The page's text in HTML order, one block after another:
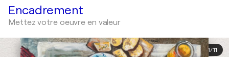
Encadrement
Mettez votre oeuvre en valeur
1/11